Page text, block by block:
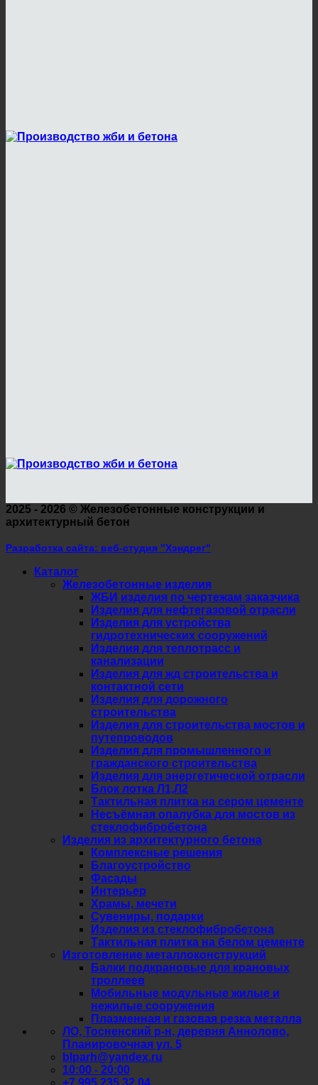
2025 - 2026 © Железобетонные конструкции и
архитектурный бетон
Разработка сайта: веб-студия "Хэндрег"
Каталог
Железобетонные изделия
ЖБИ изделия по чертежам заказчика
Изделия для нефтегазовой отрасли
Изделия для устройства
гидротехнических сооружений
Изделия для теплотрасс и
канализации
Изделия для жд строительства и
контактной сети
Изделия для дорожного
строительства
Изделия для строительства мостов и
путепроводов
Изделия для промышленного и
гражданского строительства
Изделия для энергетической отрасли
Блок лотка Л1,Л2
Тактильная плитка на сером цементе
Несъёмная опалубка для мостов из
стеклофибробетона
Изделия из архитектурного бетона
Комплексные решения
Благоустройство
Фасады
Интерьер
Храмы, мечети
Сувениры, подарки
Изделия из стеклофибробетона
Тактильная плитка на белом цементе
Изготовление металлоконструкций
Балки подкрановые для крановых
троллеев
Мобильные модульные жилые и
нежилые сооружения
Плазменная и газовая резка металла
ЛО, Тосненский р-н, деревня Аннолово,
Планировочная ул. 5
blparh@yandex.ru
10:00 - 20:00